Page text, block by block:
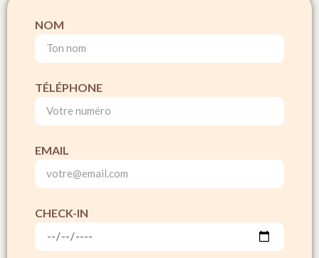
NOM
TÉLÉPHONE
EMAIL
CHECK-IN